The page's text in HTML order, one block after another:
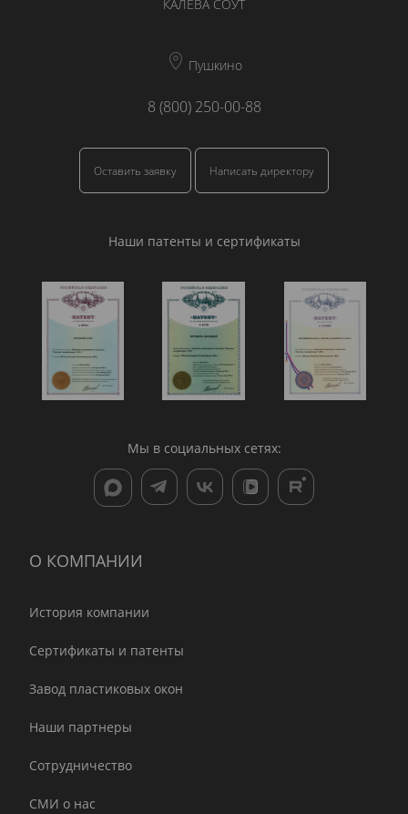
КАЛЕВА СОУТ
Пушкино
8 (800) 250-00-88
Оставить заявку Написать директору
Наши патенты и сертификаты
Мы в социальных сетях:
О КОМПАНИИ
История компании
Сертификаты и патенты
Завод пластиковых окон
Наши партнеры
Сотрудничество
СМИ о нас